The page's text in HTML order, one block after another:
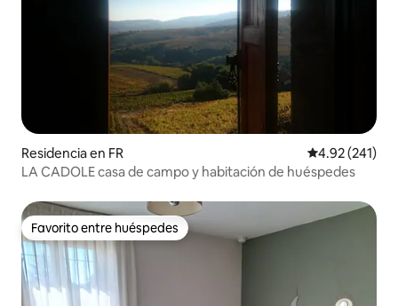
Residencia en FR Calificación
4.92 (241)
LA CADOLE casa de campo y habitación de huéspedes
Favorito entre huéspedes
Favorito entre huéspedes